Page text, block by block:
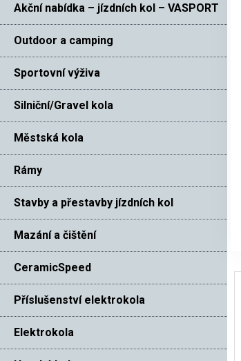
Akční nabídka – jízdních kol – VASPORT
Outdoor a camping
Sportovní výživa
Silniční/Gravel kola
Městská kola
Rámy
Stavby a přestavby jízdních kol
Mazání a čištění
CeramicSpeed
Příslušenství elektrokola
Elektrokola